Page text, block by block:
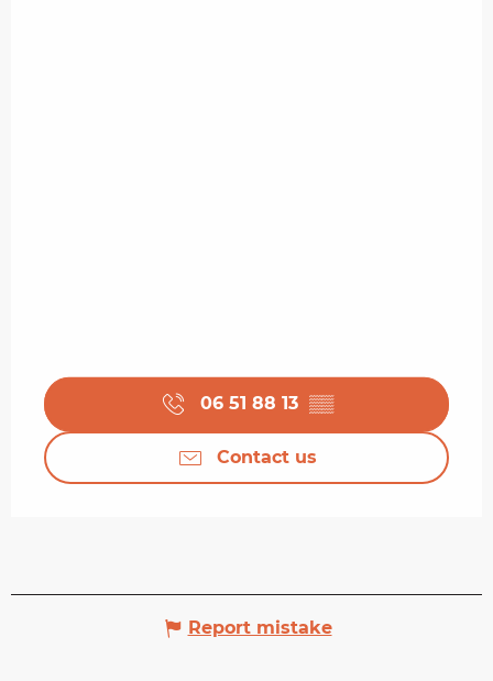
06 51 88 13 ▒▒
Contact us
Report mistake